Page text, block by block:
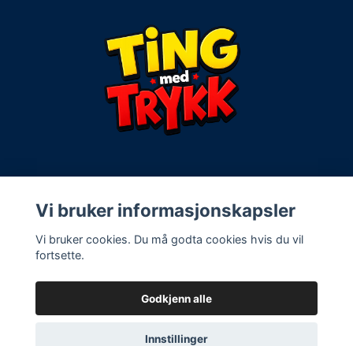
Kontaktinfo:
Vilkår og spørsmål
© 2026 Ting med trykk
Vi bruker informasjonskapsler
Vi bruker cookies. Du må godta cookies hvis du vil
fortsette.
Godkjenn alle
Innstillinger